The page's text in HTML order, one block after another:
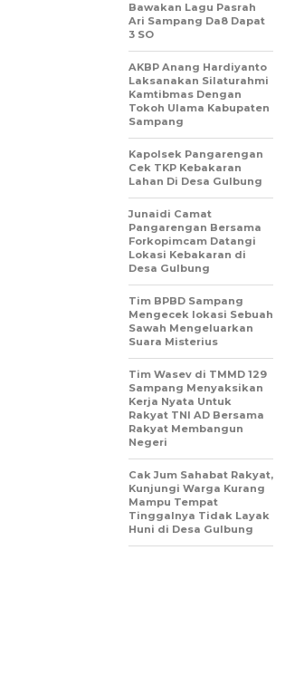
Bawakan Lagu Pasrah
Ari Sampang Da8 Dapat
3 SO
AKBP Anang Hardiyanto
Laksanakan Silaturahmi
Kamtibmas Dengan
Tokoh Ulama Kabupaten
Sampang
Kapolsek Pangarengan
Cek TKP Kebakaran
Lahan Di Desa Gulbung
Junaidi Camat
Pangarengan Bersama
Forkopimcam Datangi
Lokasi Kebakaran di
Desa Gulbung
Tim BPBD Sampang
Mengecek lokasi Sebuah
Sawah Mengeluarkan
Suara Misterius
Tim Wasev di TMMD 129
Sampang Menyaksikan
Kerja Nyata Untuk
Rakyat TNI AD Bersama
Rakyat Membangun
Negeri
Cak Jum Sahabat Rakyat,
Kunjungi Warga Kurang
Mampu Tempat
Tinggalnya Tidak Layak
Huni di Desa Gulbung